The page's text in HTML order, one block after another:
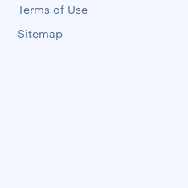
Terms of Use
Sitemap